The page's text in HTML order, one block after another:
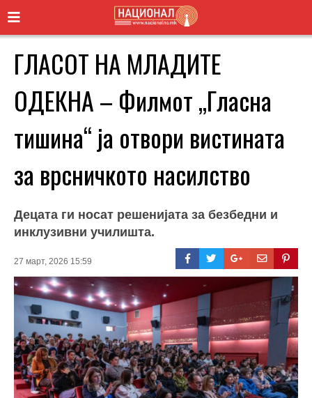
ГЛАСОТ НА МЛАДИТЕ
ОДЕКНА – Филмот „Гласна
тишина“ ја отвори вистината
за врсничкото насилство
Децата ги носат решенијата за безбедни и
инклузивни училишта.
27 март, 2026 15:59